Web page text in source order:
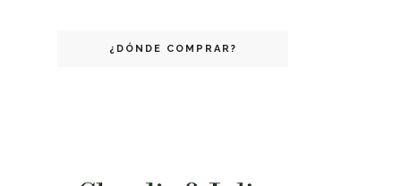
¿DÓNDE COMPRAR?